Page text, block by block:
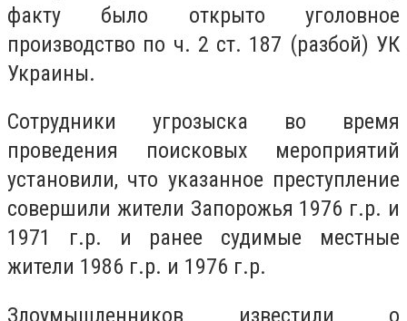
факту было открыто уголовное
производство по ч. 2 ст. 187 (разбой) УК
Украины.
Сотрудники угрозыска во время
проведения поисковых мероприятий
установили, что указанное преступление
совершили жители Запорожья 1976 г.р. и
1971 г.р. и ранее судимые местные
жители 1986 г.р. и 1976 г.р.
Злоумышленников известили о